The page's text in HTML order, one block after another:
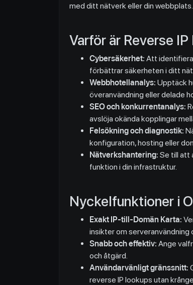
med ditt nätverk eller din webbplats.
Varför är Reverse
Cybersäkerhet: Att
förbättrar säkerheten i ditt
Webbhotellanalys: Upptäck
överanvändning eller delade
SEO och konkurrentanalys:
avslöja okända kopplingar
Felsökning och diagnostik:
konfiguration, hosting eller
Nätverkshantering: Se till att
funktion i din infrastruktur.
Nyckelfunktioner i
Exakt IP-till-Domän Karta:
insikter om serveranvändning
Snabb och effektiv: Ange
och åtgärd.
Användarvänligt gränssnitt:
reverse IP lookups utan